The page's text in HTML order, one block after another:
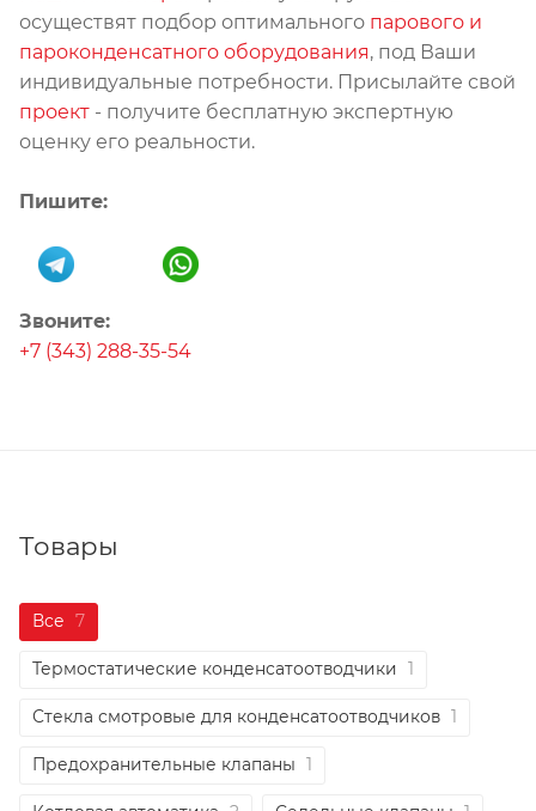
осуществят подбор оптимального парового и
пароконденсатного оборудования, под Ваши
индивидуальные потребности. Присылайте свой
проект - получите бесплатную экспертную
оценку его реальности.
Пишите:
Звоните:
+7 (343) 288-35-54
Товары
Все 7
Термостатические конденсатоотводчики 1
Стекла смотровые для конденсатоотводчиков 1
Предохранительные клапаны 1